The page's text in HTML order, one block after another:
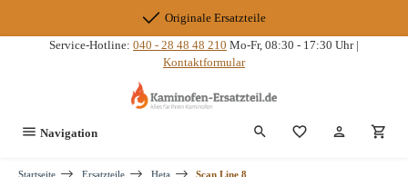
Originale Ersatzteile
Service-Hotline: 040 - 28 48 48 210 Mo-Fr, 08:30 - 17:30 Uhr |
Kontaktformular
Navigation Du hast 0
Startseite Ersatzteile Heta Scan Line 8